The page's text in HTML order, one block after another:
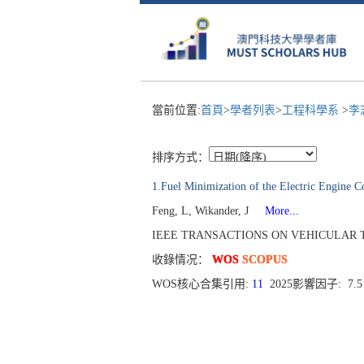
當前位置:首頁>學者列表>工程科學系 >李
排序方式：
1.Fuel Minimization of the Electric Engine
Feng, L, Wikander, J
More...
IEEE TRANSACTIONS ON VEHICULAR
收錄情况： WOS SCOPUS
WOS核心合集引用: 11 2025影響因子: